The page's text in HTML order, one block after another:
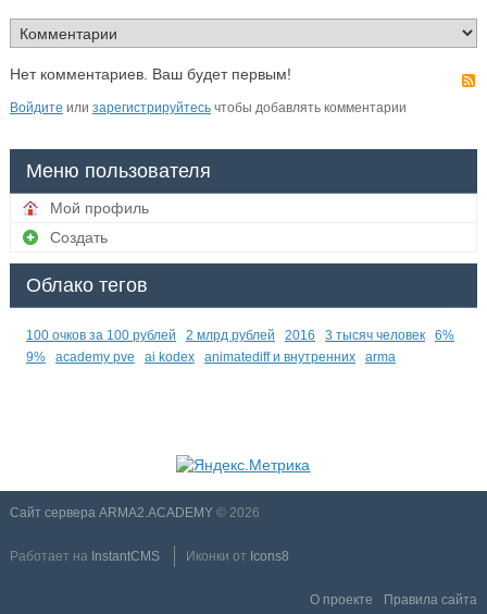
Нет комментариев. Ваш будет первым!
Войдите или зарегистрируйтесьчтобы добавлять комментарии
Меню пользователя
Мой профиль
Создать
Облако тегов
100 очков за 100 рублей 2 млрд рублей 2016 3 тысяч человек
6%
9%
academy pve ai kodex animatediff и внутренних arma
Сайт сервера ARMA2.ACADEMY© 2026
Работает на InstantCMS Иконки от Icons8
О проекте Правила сайта